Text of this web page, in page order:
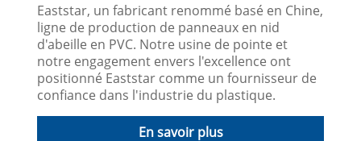
Eaststar, un fabricant renommé basé en Chine,
ligne de production de panneaux en nid
d'abeille en PVC. Notre usine de pointe et
notre engagement envers l'excellence ont
positionné Eaststar comme un fournisseur de
confiance dans l'industrie du plastique.
En savoir plus